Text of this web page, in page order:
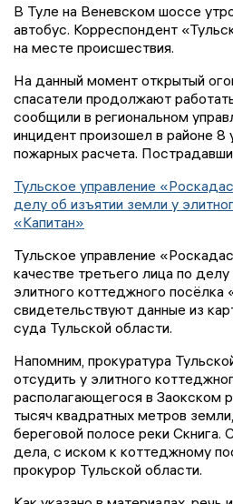
В Туле на Веневском шоссе
автобус. Корреспондент
на месте происшествия.
На данный момент открытый
спасатели продолжают
сообщили в региональном
инцидент произошел в районе 8
пожарных расчета.
Тульское управление
делу об изъятии земли у
«Капитан»
Тульское управление
качестве третьего лица по
элитного коттеджного посёлка
свидетельствуют данные из
суда Тульской области.
Напомним, прокуратура
отсудить у элитного
располагающегося в Заокском
тысяч квадратных метров
береговой полосе реки Скнига.
дела, с иском к коттеджному
прокурор Тульской области.